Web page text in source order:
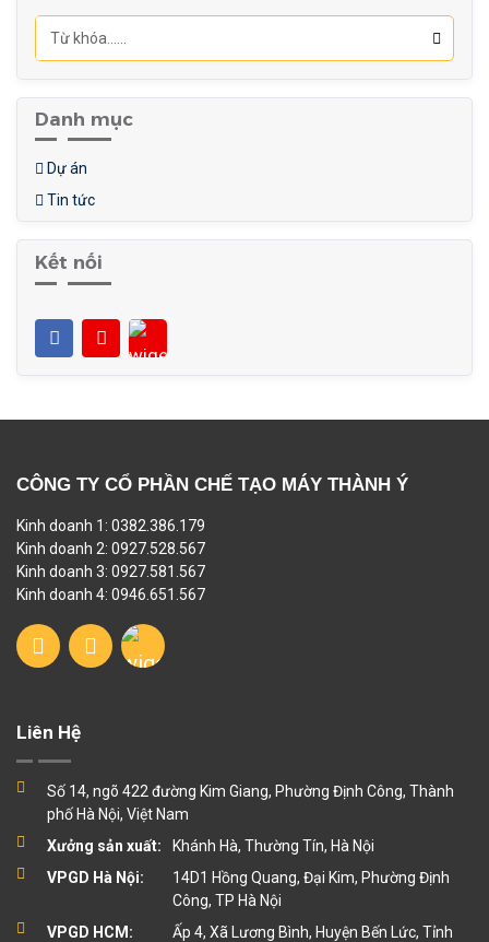
Danh mục
Dự án
Tin tức
Kết nối
CÔNG TY CỔ PHẦN CHẾ TẠO MÁY THÀNH Ý
Kinh doanh 1: 0382.386.179
Kinh doanh 2: 0927.528.567
Kinh doanh 3: 0927.581.567
Kinh doanh 4: 0946.651.567
Liên Hệ
Số 14, ngõ 422 đường Kim Giang, Phường Định Công, Thành
phố Hà Nội, Việt Nam
Xưởng sản xuất:
Khánh Hà, Thường Tín, Hà Nội
VPGD Hà Nội:
14D1 Hồng Quang, Đại Kim, Phường Định
Công, TP Hà Nội
VPGD HCM:
Ấp 4, Xã Lương Bình, Huyện Bến Lức, Tỉnh